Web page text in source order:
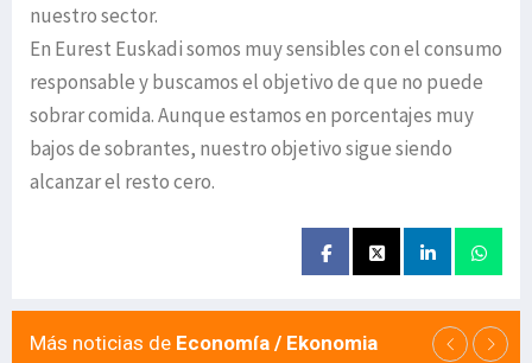
nuestro sector.
En Eurest Euskadi somos muy sensibles con el consumo
responsable y buscamos el objetivo de que no puede
sobrar comida. Aunque estamos en porcentajes muy
bajos de sobrantes, nuestro objetivo sigue siendo
alcanzar el resto cero.
Más noticias de Economía / Ekonomia